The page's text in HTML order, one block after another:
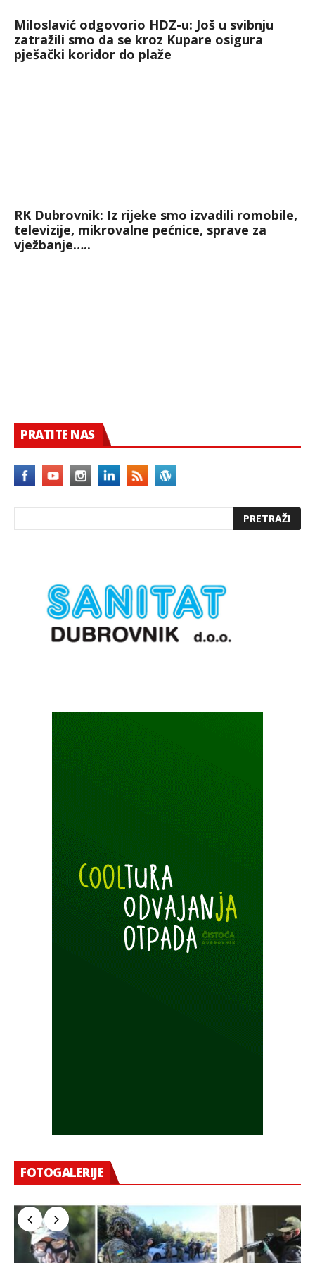
Miloslavić odgovorio HDZ-u: Još u svibnju
zatražili smo da se kroz Kupare osigura
pješački koridor do plaže
RK Dubrovnik: Iz rijeke smo izvadili romobile,
televizije, mikrovalne pećnice, sprave za
vježbanje…..
PRATITE NAS
FOTOGALERIJE